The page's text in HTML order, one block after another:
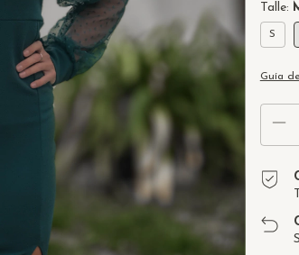
Talle:
S
Guía